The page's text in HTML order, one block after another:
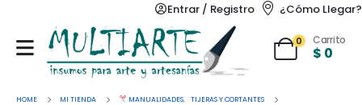
Entrar / Registro ¿Cómo Llegar?
0 Carrito
$ 0
HOME MI TIENDA MANUALIDADES, TIJERAS Y CORTANTES